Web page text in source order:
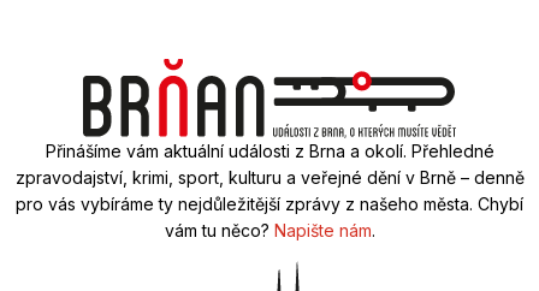
Přinášíme vám aktuální události z Brna a okolí. Přehledné
zpravodajství, krimi, sport, kulturu a veřejné dění v Brně – denně
pro vás vybíráme ty nejdůležitější zprávy z našeho města. Chybí
vám tu něco? Napište nám.